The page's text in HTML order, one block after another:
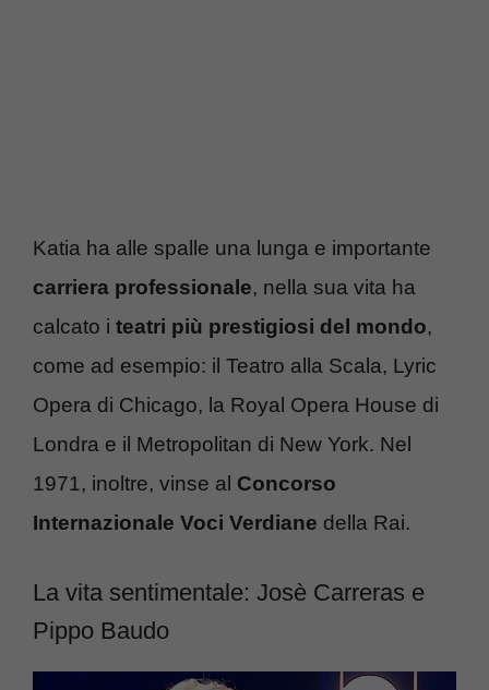
Katia ha alle spalle una lunga e importante
carriera professionale, nella sua vita ha
calcato i teatri più prestigiosi del mondo,
come ad esempio: il Teatro alla Scala, Lyric
Opera di Chicago, la Royal Opera House di
Londra e il Metropolitan di New York. Nel
1971, inoltre, vinse al Concorso
Internazionale Voci Verdiane della Rai.
La vita sentimentale: Josè Carreras e
Pippo Baudo